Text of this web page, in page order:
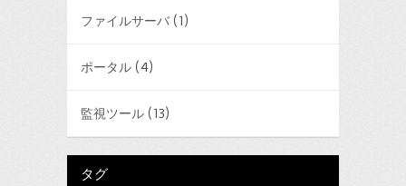
ファイルサーバ(1)
ポータル(4)
監視ツール(13)
タグ